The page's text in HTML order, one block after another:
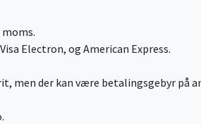
Electron, og American Express.
men der kan være betalingsgebyr på